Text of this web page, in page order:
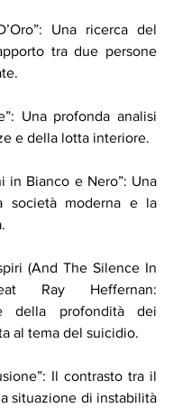
Una ricerca del
tra due persone
Una profonda analisi
e della lotta interiore.
in Bianco e Nero”: Una
società moderna e la
(And The Silence In
Ray Heffernan:
della profondità dei
al tema del suicidio.
Il contrasto tra il
situazione di instabilità